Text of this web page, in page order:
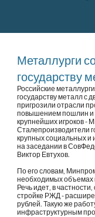
Металлурги
государству
Российские
государству металл с
пригрозили отрасли
повышением пошлин и
крупнейших игроков -
Сталепроизводители
крупных социальных и
на заседании в
Виктор Евтухов.
По его словам,
необходимых объемах
Речь идет, в
стройке РЖД -
рублей. Такую же
инфраструктурным